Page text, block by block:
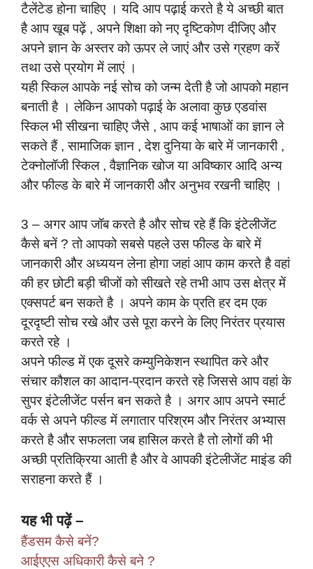
टैलेंटेड होना चाहिए । यदि आप पढ़ाई करते है ये अच्छी बात
है आप खूब पढ़ें , अपने शिक्षा को नए दृष्टिकोण दीजिए और
अपने ज्ञान के अस्तर को ऊपर ले जाएं और उसे ग्रहण करें
तथा उसे प्रयोग में लाएं ।
यही स्किल आपके नई सोच को जन्म देती है जो आपको महान
बनाती है । लेकिन आपको पढ़ाई के अलावा कुछ एडवांस
स्किल भी सीखना चाहिए जैसे , आप कई भाषाओं का ज्ञान ले
सकते हैं , सामाजिक ज्ञान , देश दुनिया के बारे में जानकारी ,
टेक्नोलॉजी स्किल , वैज्ञानिक खोज या अविष्कार आदि अन्य
और फील्ड के बारे में जानकारी और अनुभव रखनी चाहिए ।
3 – अगर आप जॉब करते है और सोच रहे हैं कि इंटेलीजेंट
कैसे बनें ? तो आपको सबसे पहले उस फील्ड के बारे में
जानकारी और अध्ययन लेना होगा जहां आप काम करते है वहां
की हर छोटी बड़ी चीजों को सीखते रहे तभी आप उस क्षेत्र में
एक्सपर्ट बन सकते है । अपने काम के प्रति हर दम एक
दूरदृष्टी सोच रखे और उसे पूरा करने के लिए निरंतर प्रयास
करते रहे ।
अपने फील्ड में एक दूसरे कम्युनिकेशन स्थापित करे और
संचार कौशल का आदान-प्रदान करते रहे जिससे आप वहां के
सुपर इंटेलीजेंट पर्सन बन सकते है । अगर आप अपने स्मार्ट
वर्क से अपने फील्ड में लगातार परिश्रम और निरंतर अभ्यास
करते है और सफलता जब हासिल करते है तो लोगों की भी
अच्छी प्रतिक्रिया आती है और वे आपकी इंटेलीजेंट माइंड की
सराहना करते हैं ।
यह भी पढ़ें –
हैंडसम कैसे बनें?
आईएएस अधिकारी कैसे बने ?